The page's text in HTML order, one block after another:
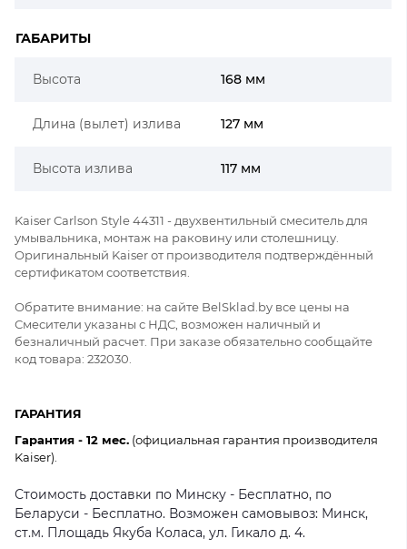
ГАБАРИТЫ
Высота 168 мм
Длина (вылет) излива 127 мм
Высота излива 117 мм
Kaiser Carlson Style 44311 - двухвентильный смеситель для
умывальника, монтаж на раковину или столешницу.
Оригинальный Kaiser от производителя подтверждённый
сертификатом соответствия.
Обратите внимание: на сайте BelSklad.by все цены на
Смесители указаны с НДС, возможен наличный и
безналичный расчет. При заказе обязательно сообщайте
код товара: 232030.
ГАРАНТИЯ
Гарантия - 12 мес. (официальная гарантия производителя
Kaiser).
Стоимость доставки по Минску - Бесплатно, по
Беларуси - Бесплатно. Возможен самовывоз: Минск,
ст.м. Площадь Якуба Коласа, ул. Гикало д. 4.